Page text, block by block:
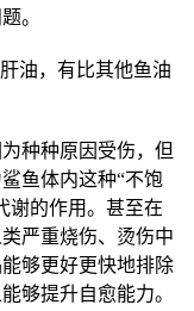
。
油，有比其他鱼油
种种原因受伤，但
鱼体内这种“不饱
谢的作用。甚至在
严重烧伤、烫伤中
够更好更快地排除
够提升自愈能力。